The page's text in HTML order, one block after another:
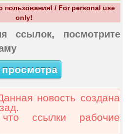
пользования! / For personal use
only!
ссылок, посмотрите
новость создана
что ссылки рабочие